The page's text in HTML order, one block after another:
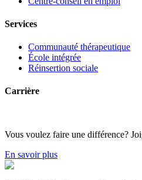
Services
Communauté thérapeutique
École intégrée
Réinsertion sociale
Carrière
Vous voulez faire une différence?
En savoir plus